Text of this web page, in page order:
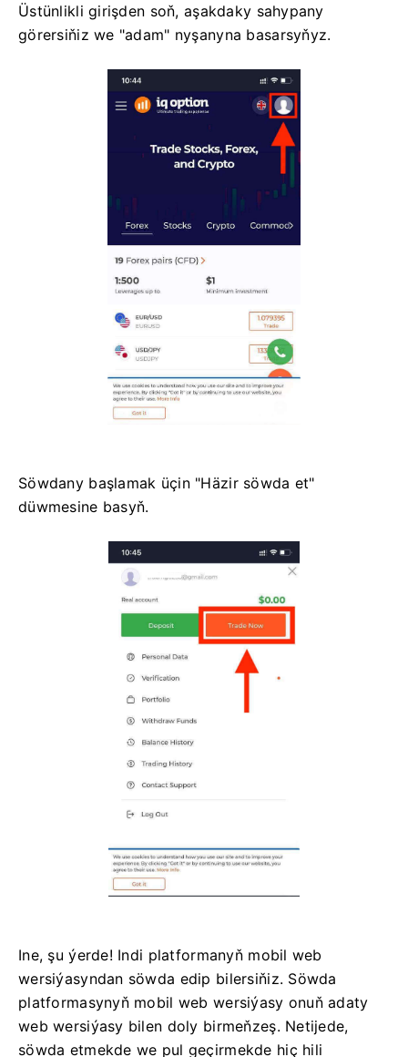
Üstünlikli girişden soň, aşakdaky sahypany
görersiňiz we "adam" nyşanyna basarsyňyz.
Söwdany başlamak üçin "Häzir söwda et"
düwmesine basyň.
Ine, şu ýerde! Indi platformanyň mobil web
wersiýasyndan söwda edip bilersiňiz. Söwda
platformasynyň mobil web wersiýasy onuň adaty
web wersiýasy bilen doly birmeňzeş. Netijede,
söwda etmekde we pul geçirmekde hiç hili